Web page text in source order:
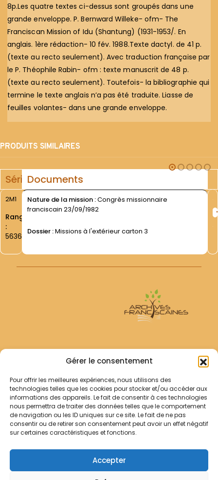
Gérer le consentement
Pour offrir les meilleures expériences, nous utilisons des
technologies telles que les cookies pour stocker et/ou accéder aux
informations des appareils. Le fait de consentir à ces technologies
nous permettra de traiter des données telles que le comportement
de navigation ou les ID uniques sur ce site. Le fait de ne pas
consentir ou de retirer son consentement peut avoir un effet négatif
sur certaines caractéristiques et fonctions.
Accepter
8p.Les quatre textes ci-dessus sont groupés dans une
grande enveloppe. P. Bernward Willeke- ofm- The
Franciscan Mission of Idu (Shantung) (1931-1953/. En
anglais. 1ère rédaction- 10 fév. 1988.Texte dactyl. de 41 p.
(texte au recto seulement). Avec traduction française par
le P. Théophile Rabin- ofm : texte manuscrit de 48 p.
(texte au recto seulement). Toutefois- la bibliographie qui
termine le texte anglais n’a pas été traduite. Liasse de
feuilles volantes- dans une grande enveloppe.
PRODUITS SIMILAIRES
SérieDocuments
2M1
Rang
:
5636
Nature de la mission :Congrès missionnaire
franciscain 23/09/1982
Dossier :Missions à l'extérieur carton 3
Archives Franciscaines
RECHERCHER
Comment chercher ?
Les archives
Notre démarche
Contact